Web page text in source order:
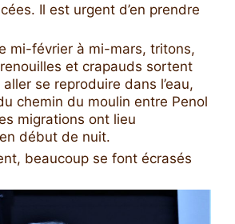
Il est urgent d’en prendre
mi-février à mi-mars, tritons,
et crapauds sortent
se reproduire dans l’eau,
chemin du moulin entre Penol
migrations ont lieu
début de nuit.
beaucoup se font écrasés